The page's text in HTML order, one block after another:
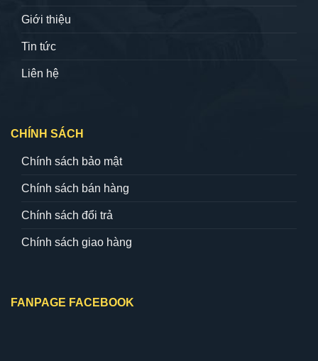
Giới thiệu
Tin tức
Liên hệ
CHÍNH SÁCH
Chính sách bảo mật
Chính sách bán hàng
Chính sách đổi trả
Chính sách giao hàng
FANPAGE FACEBOOK